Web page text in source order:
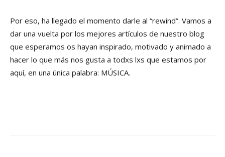
Por eso, ha llegado el momento darle al “rewind”. Vamos a
dar una vuelta por los mejores artículos de nuestro blog
que esperamos os hayan inspirado, motivado y animado a
hacer lo que más nos gusta a todxs lxs que estamos por
aquí, en una única palabra: MÚSICA.